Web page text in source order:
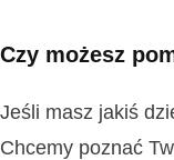
Czy możesz
Jeśli masz jakiś
Chcemy poznać